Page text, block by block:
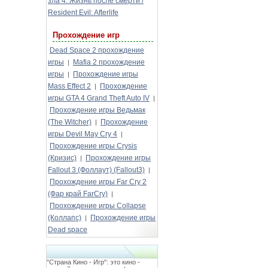
Resident Evil: Afterlife
Прохождение игр
Dead Space 2 прохождение
игры
|
Mafia 2 прохождение
игры
|
Прохождение игры
Mass Effect 2
|
Прохождение
игры GTA 4 Grand Theft Auto IV |
Прохождение игры Ведьмак
(The Witcher) |
Прохождение
игры Devil May Cry 4 |
Прохождение игры Crysis
(Кризис) |
Прохождение игры
Fallout 3 (Фоллаут) (Fallout3) |
Прохождение игры Far Cry 2
(Фар край FarCry) |
Прохождение игры Collapse
(Коллапс) |
Прохождение игры
Dead space
"Страна Кино - Игр": это кино -